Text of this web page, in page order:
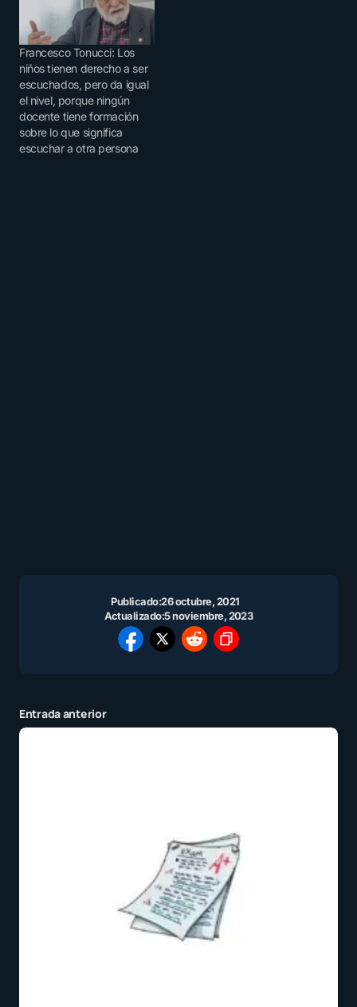
Francesco Tonucci: Los
niños tienen derecho a ser
escuchados, pero da igual
el nivel, porque ningún
docente tiene formación
sobre lo que significa
escuchar a otra persona
Publicado:26 octubre, 2021
Actualizado:5 noviembre, 2023
Entrada anterior